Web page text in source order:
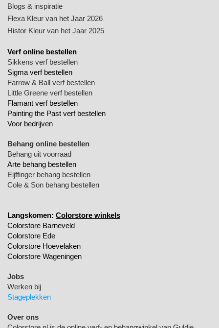
Blogs & inspiratie
Flexa Kleur van het Jaar 2026
Histor Kleur van het Jaar 2025
Verf online bestellen
Sikkens verf bestellen
Sigma verf bestellen
Farrow & Ball verf bestellen
Little Greene verf bestellen
Flamant verf bestellen
Painting the Past verf bestellen
Voor bedrijven
Behang online bestellen
Behang uit voorraad
Arte behang bestellen
Eijffinger behang bestellen
Cole & Son behang bestellen
Langskomen: Colorstore winkels
Colorstore Barneveld
Colorstore Ede
Colorstore Hoevelaken
Colorstore Wageningen
Jobs
Werken bij
Stageplekken
Over ons